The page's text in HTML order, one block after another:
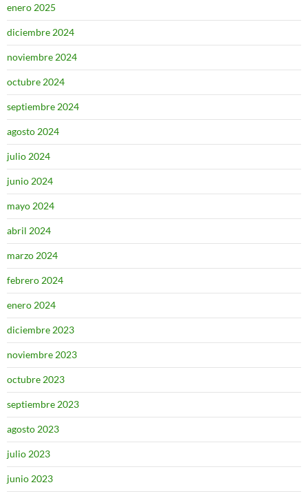
enero 2025
diciembre 2024
noviembre 2024
octubre 2024
septiembre 2024
agosto 2024
julio 2024
junio 2024
mayo 2024
abril 2024
marzo 2024
febrero 2024
enero 2024
diciembre 2023
noviembre 2023
octubre 2023
septiembre 2023
agosto 2023
julio 2023
junio 2023